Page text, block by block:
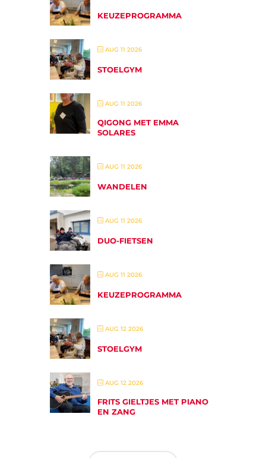
KEUZEPROGRAMMA
AUG 11 2026
STOELGYM
AUG 11 2026
QIGONG MET EMMA
SOLARES
AUG 11 2026
WANDELEN
AUG 11 2026
DUO-FIETSEN
AUG 11 2026
KEUZEPROGRAMMA
AUG 12 2026
STOELGYM
AUG 12 2026
FRITS GIELTJES MET PIANO
EN ZANG